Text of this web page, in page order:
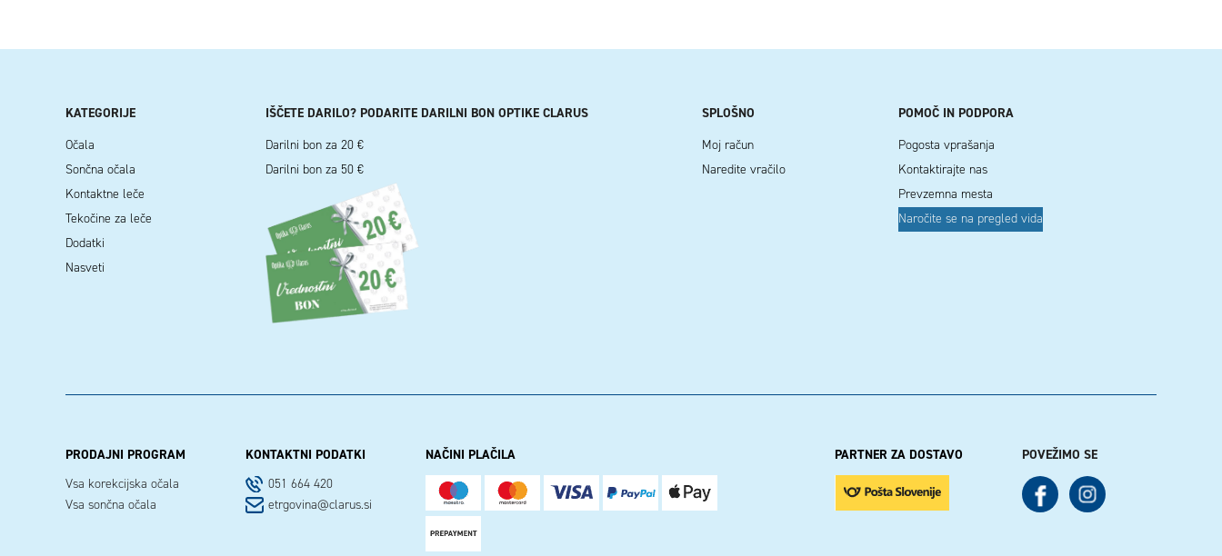
KATEGORIJE
Očala
Sončna očala
Kontaktne leče
Tekočine za leče
Dodatki
Nasveti
IŠČETE DARILO? PODARITE DARILNI BON OPTIKE CLARUS
Darilni bon za 20 €
Darilni bon za 50 €
SPLOŠNO
Moj račun
Naredite vračilo
POMOČ IN PODPORA
Pogosta vprašanja
Kontaktirajte nas
Prevzemna mesta
Naročite se na pregled vida
PRODAJNI PROGRAM
Vsa korekcijska očala
Vsa sončna očala
KONTAKTNI PODATKI
051 664 420
etrgovina@clarus.si
NAČINI PLAČILA PARTNER ZA DOSTAVO POVEŽIMO SE
See our FacebookSee our Instagram